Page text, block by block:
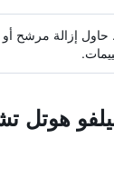
حاول إزالة مرشح أو
هوتل